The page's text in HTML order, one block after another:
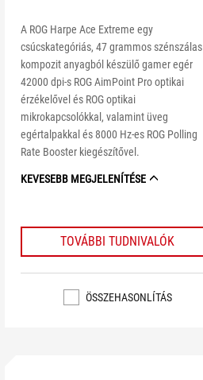
A ROG Harpe Ace Extreme egy
csúcskategóriás, 47 grammos szénszálas
kompozit anyagból készülő gamer egér
42000 dpi-s ROG AimPoint Pro optikai
érzékelővel és ROG optikai
mikrokapcsolókkal, valamint üveg
egértalpakkal és 8000 Hz-es ROG Polling
Rate Booster kiegészítővel.
KEVESEBB MEGJELENÍTÉSE
TOVÁBBI TUDNIVALÓK
ÖSSZEHASONLÍTÁS